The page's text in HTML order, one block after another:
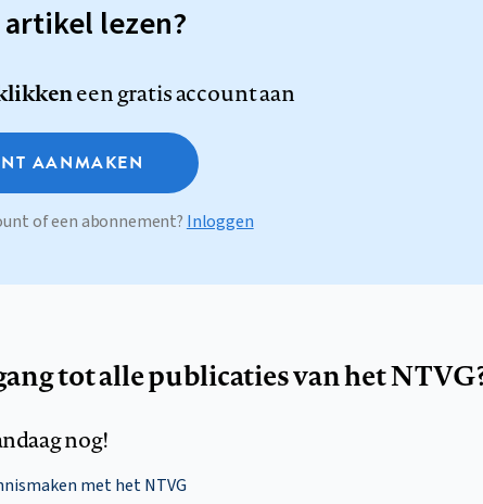
lezen?
een gratis account aan
AANMAKEN
of een abonnement? Inloggen
tot alle publicaties van het
nog!
met het NTVG